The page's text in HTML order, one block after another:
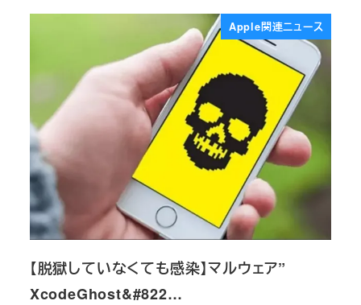
Apple関連ニュース
【脱獄していなくても感染】マルウェア”
XcodeGhost&#822…